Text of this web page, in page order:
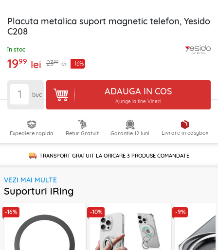
Placuta metalica suport magnetic telefon, Yesido
C208
în stoc
1999 lei 2399 lei -16%
buc ADAUGA IN COS
Ajunge la tine Vineri
Expediere rapida Retur Gratuit Garantie 12 luni Livrare in easybox
TRANSPORT GRATUIT LA ORICARE 3 PRODUSECOMANDATE
VEZI MAI MULTE
Suporturi iRing
-16% -10% -9%